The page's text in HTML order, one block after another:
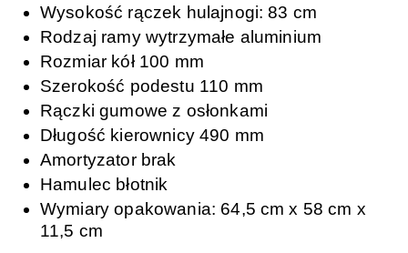
Wysokość rączek hulajnogi: 83 cm
Rodzaj ramy wytrzymałe aluminium
Rozmiar kół 100 mm
Szerokość podestu 110 mm
Rączki gumowe z osłonkami
Długość kierownicy 490 mm
Amortyzator brak
Hamulec błotnik
Wymiary opakowania: 64,5 cm x 58 cm x
11,5 cm